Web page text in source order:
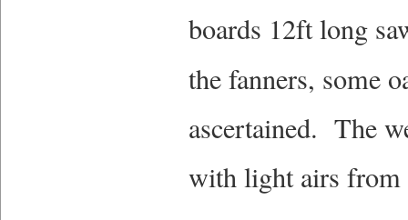
boards 12ft long
the fanners, some
ascertained. The
with light airs